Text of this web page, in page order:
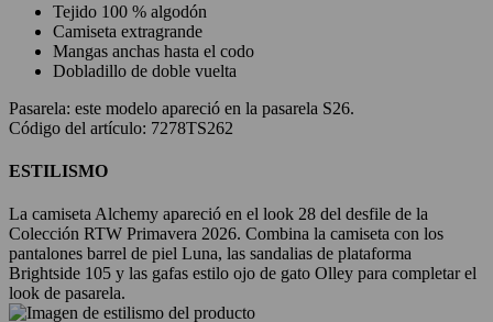
Tejido 100 % algodón
Camiseta extragrande
Mangas anchas hasta el codo
Dobladillo de doble vuelta
Pasarela: este modelo apareció en la pasarela S26.
Código del artículo: 7278TS262
ESTILISMO
La camiseta Alchemy apareció en el look 28 del desfile de la
Colección RTW Primavera 2026. Combina la camiseta con los
pantalones barrel de piel Luna, las sandalias de plataforma
Brightside 105 y las gafas estilo ojo de gato Olley para completar el
look de pasarela.